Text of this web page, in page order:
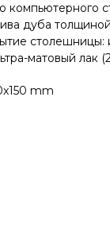
компьютерного
дуба
столешницы:
матовый лак
mm